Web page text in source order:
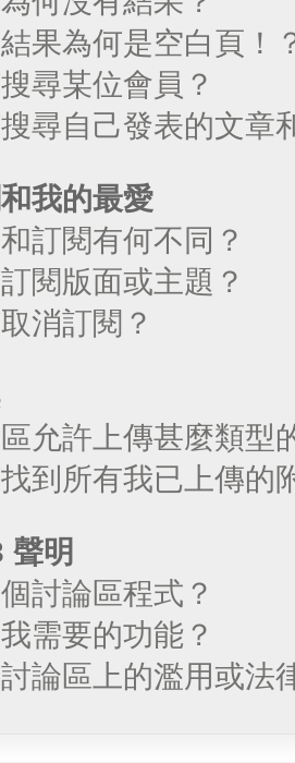
果為何是空白頁！
尋某位會員？
尋自己發表的文章
我的最愛
訂閱有何不同？
閱版面或主題？
消訂閱？
允許上傳甚麼類型
到所有我已上傳的
聲明
討論區程式？
需要的功能？
論區上的濫用或法